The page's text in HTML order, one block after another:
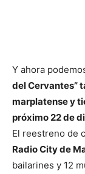
Y ahora
del Cervantes”
marplatense y
próximo 22 de
El reestreno de
Radio City de
bailarines y 12